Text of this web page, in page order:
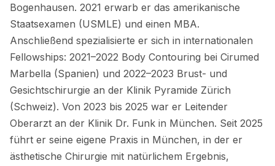
Bogenhausen. 2021 erwarb er das amerikanische
Staatsexamen (USMLE) und einen MBA.
Anschließend spezialisierte er sich in internationalen
Fellowships: 2021–2022 Body Contouring bei Cirumed
Marbella (Spanien) und 2022–2023 Brust- und
Gesichtschirurgie an der Klinik Pyramide Zürich
(Schweiz). Von 2023 bis 2025 war er Leitender
Oberarzt an der Klinik Dr. Funk in München. Seit 2025
führt er seine eigene Praxis in München, in der er
ästhetische Chirurgie mit natürlichem Ergebnis,